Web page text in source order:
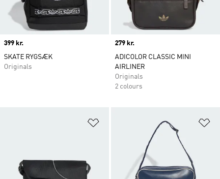
Price
399 kr.
SKATE RYGSÆK
Originals
Price
279 kr.
ADICOLOR CLASSIC MINI
AIRLINER
Originals
2 colours